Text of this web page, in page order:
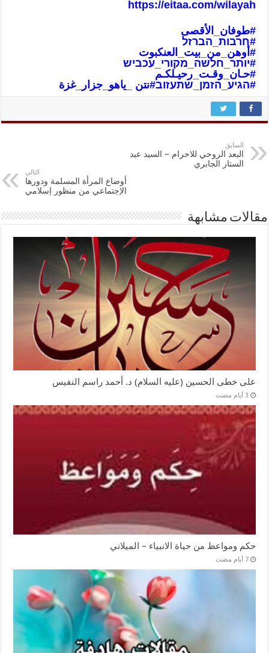
https://eitaa.com/wilayah
#طوفان_الأقصى
#חרבות_הברזל
#أوهن_من_بيت_العنكبوت
#יותר_חלשה_מקורי_עכביש
#حـان_وقـت_رحيـلكـم
#הגיע_הזמן_שתעזוב#نتن _ياهو_جزار_غزة
السابق
البعد الروحي للاحرام – السيد عبد
الستار الجابري
التالي
أوضاع المرأة المسلمة ودورها
الإجتماعي من منظور إسلامي
مقالات مشابهة
على خطى الحسين (عليه السلام) د. أحمد راسم النفيس
حكم ومواعظ من حياة الانبياء – الميلاني
‏7 أيام مضت